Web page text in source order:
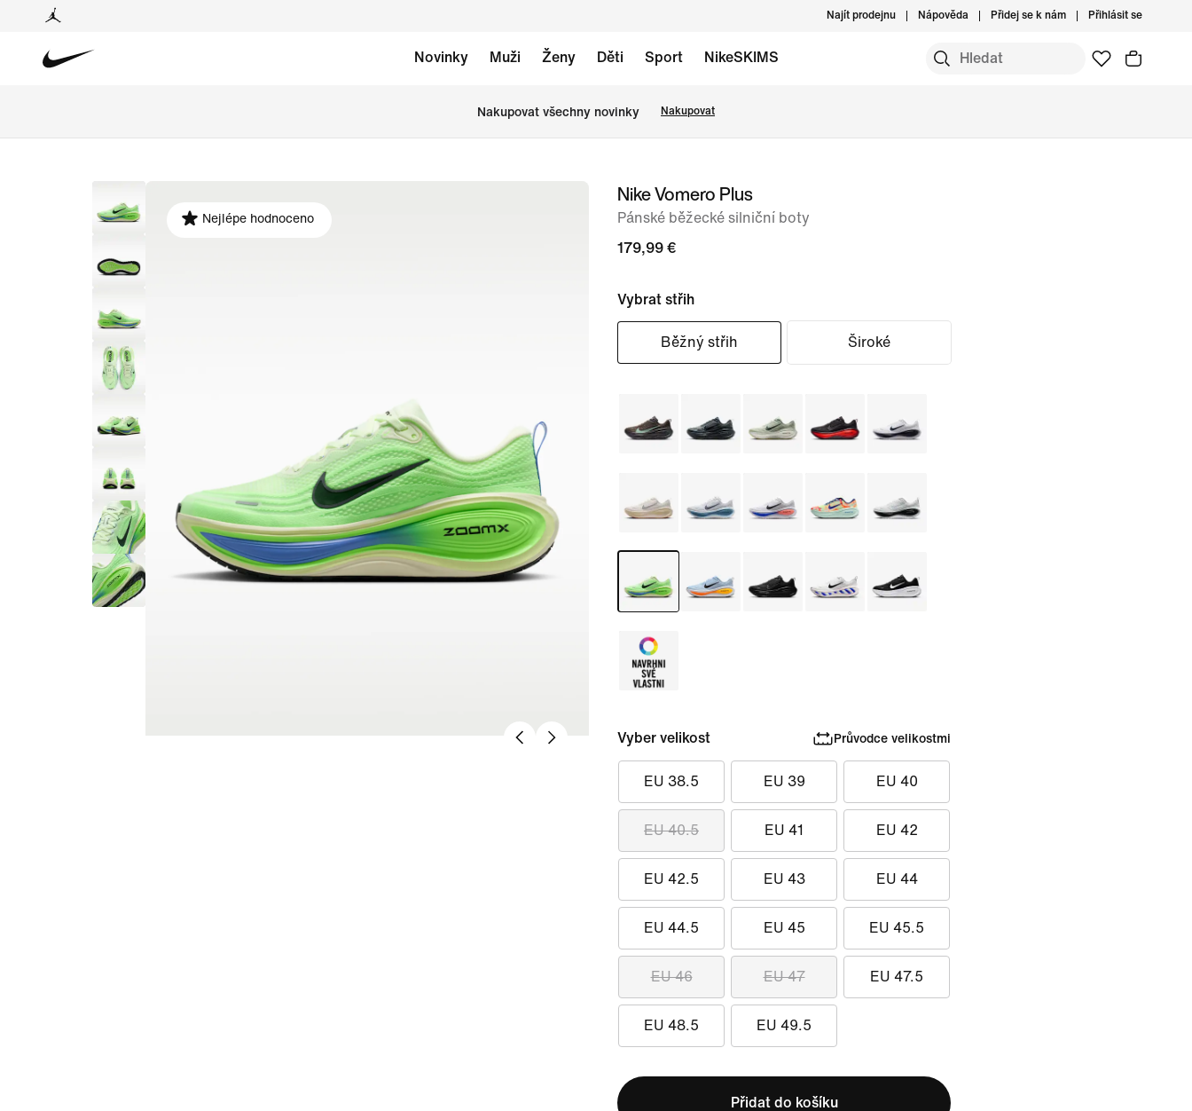
Najít prodejnu Nápověda Přidej se k nám Přihlásit se
Novinky Muži Ženy Děti Sport NikeSKIMS
Nakupovat všechny novinky Nakupovat
obrázek
Nejlépe hodnoceno
Nike Vomero Plus
Pánské běžecké silniční boty
179,99 €
Vybrat střih
Běžný střih Široké
Vyber velikost Průvodce velikostmi
EU 38.5 EU 39 EU 40
EU 40.5 EU 41 EU 42
EU 42.5 EU 43 EU 44
EU 44.5 EU 45 EU 45.5
EU 46 EU 47 EU 47.5
EU 48.5 EU 49.5
Přidat do košíku